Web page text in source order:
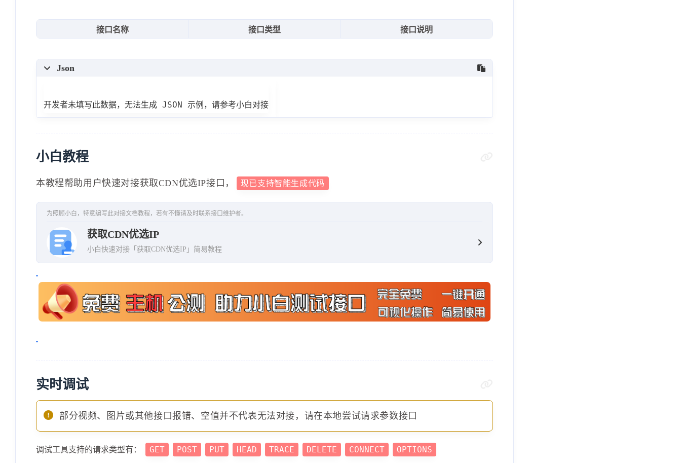
"cdnType": "cf",
"countryCode"
"lossRate": "0"
,
"ms": "126.66",
"sent": "4",
"speed"
"updatetime"
},
"accept": "4",
"cdnType": "cf"
"countryCode": "US",
"createtime": "2023-05-10 07:38:50",
"ip": "104.18.57.27" ,
"lossRate": "0",
"speed": "18.3",
"updatetime"
} ,
{
"cf",
"countryCode": "US",
接口名称 接口类型 接口说明
Json
开发者未填写此数据，无法生成 JSON 示例，请参考小白对接
小白教程
本教程帮助用户快速对接获取CDN优选IP接口， 现已支持智能生成代码
为照顾小白，特意编写此对接文档教程，若有不懂请及时联系接口维护者。
获取CDN优选IP
小白快速对接「获取CDN优选IP」简易教程
实时调试
部分视频、图片或其他接口报错、空值并不代表无法对接，请在本地尝试请求参数接口
调试工具支持的请求类型有： GET POST PUT HEAD TRACE DELETE CONNECT OPTIONS